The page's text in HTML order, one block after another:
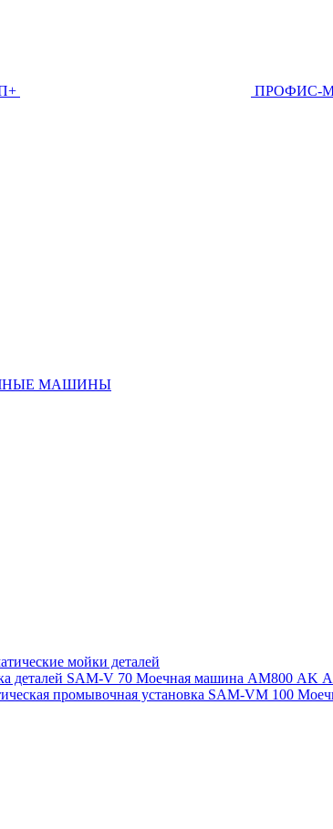
ПРОФИС-
МАШИНЫ
мойки деталей
деталей SAM-V 70 Моечная машина АМ800 AK
промывочная установка SAM-VM 100